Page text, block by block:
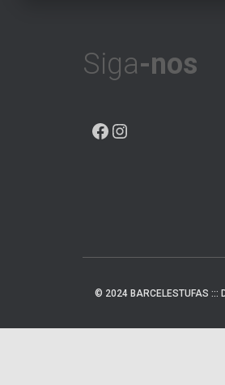
Siga-nos
© 2024 BARCELESTUFAS :::